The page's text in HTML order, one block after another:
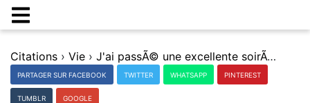
Citations › Vie › J'ai passÃ© une excellente soirÃ©e... mais Ã§a n'Ã©tait pas celle-ci.
PARTAGER SUR FACEBOOK TWITTER WHATSAPP PINTEREST
TUMBLR GOOGLE